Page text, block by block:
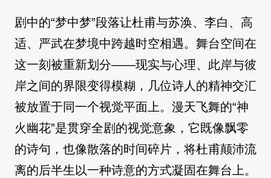
剧中的“梦中梦”段落让杜甫与苏涣、李白、高
适、严武在梦境中跨越时空相遇。舞台空间在
这一刻被重新划分——现实与心理、此岸与彼
岸之间的界限变得模糊，几位诗人的精神交汇
被放置于同一个视觉平面上。漫天飞舞的“神
火幽花”是贯穿全剧的视觉意象，它既像飘零
的诗句，也像散落的时间碎片，将杜甫颠沛流
离的后半生以一种诗意的方式凝固在舞台上。